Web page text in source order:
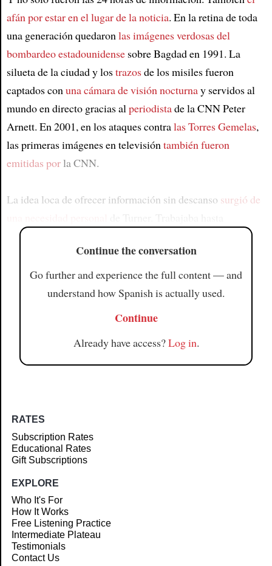
afán por estar en el lugar de la noticia. En la retina de toda
una generación quedaronlas imágenes verdosas del
bombardeo estadounidensesobre Bagdad en 1991. La
silueta de la ciudad y lostrazosde los misiles fueron
captados conuna cámara de visión nocturnay servidos al
mundo en directo gracias alperiodistade la CNN Peter
Arnett. En 2001, en los ataques contralas Torres Gemelas,
las primeras imágenes en televisióntambién fueron
emitidas porla CNN.
La idea loca de ofrecer información sin descanso surgió de
Continue the conversation
Go further and experience the full content — and
understand how Spanish is actually used.
Continue
Already have access?Log in.
RATES
Subscription Rates
Educational Rates
Gift Subscriptions
EXPLORE
Who It's For
How It Works
Free Listening Practice
Intermediate Plateau
Testimonials
Contact Us